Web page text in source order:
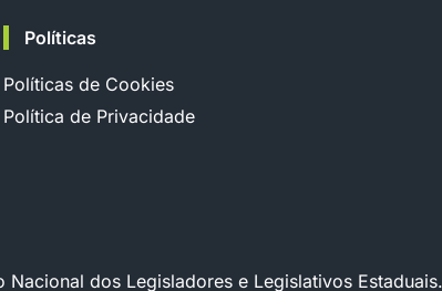
Políticas
Políticas de Cookies
Política de Privacidade
dos Legisladores e Legislativos